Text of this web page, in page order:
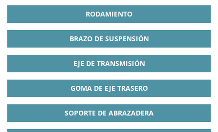
RODAMIENTO
BRAZO DE SUSPENSIÓN
EJE DE TRANSMISIÓN
GOMA DE EJE TRASERO
SOPORTE DE ABRAZADERA